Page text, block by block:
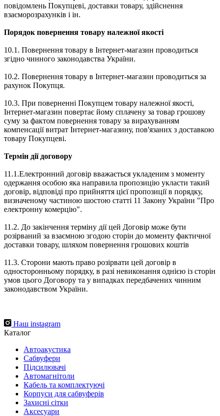
повідомлень Покупцеві, доставки товару, здійснення
взаєморозрахунків і ін.
Порядок повернення товару належної якості
10.1. Повернення товару в Інтернет-магазин проводиться
згідно чинного законодавства України.
10.2. Повернення товару в Інтернет-магазин проводиться за
рахунок Покупця.
10.3. При поверненні Покупцем товару належної якості,
Інтернет-магазин повертає йому сплачену за товар грошову
суму за фактом повернення товару за вирахуванням
компенсації витрат Інтернет-магазину, пов'язаних з доставкою
товару Покупцеві.
Термін дії договору
11.1.Електронний договір вважається укладеним з моменту
одержання особою яка направила пропозицію укласти такий
договір, відповіді про прийняття цієї пропозиції в порядку,
визначеному частиною шостою статті 11 Закону України "Про
електронну комерцію".
11.2. До закінчення терміну дії цей Договір може бути
розірваний за взаємною згодою сторін до моменту фактичної
доставки товару, шляхом повернення грошових коштів
11.3. Сторони мають право розірвати цей договір в
односторонньому порядку, в разі невиконання однією із сторін
умов цього Договору та у випадках передбачених чинним
законодавством України.
Наш instagram
Каталог
Автоакустика
Cабвуфери
Підсилювачі
Автомагнітоли
Кабель та комплектуючі
Корпуси для сабвуферів
Захисні сітки
Аксесуари